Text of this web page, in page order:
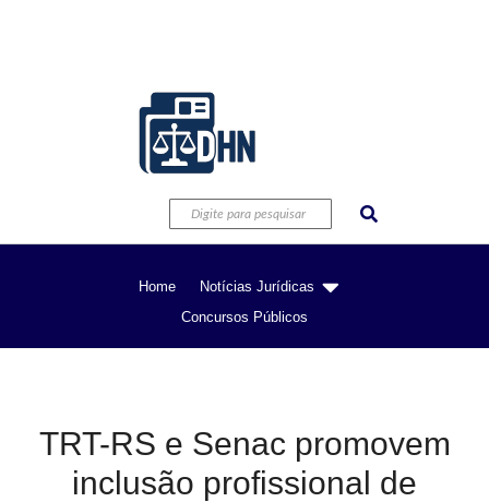
Home
Notícias Jurídicas
Concursos Públicos
TRT-RS e Senac promovem
inclusão profissional de